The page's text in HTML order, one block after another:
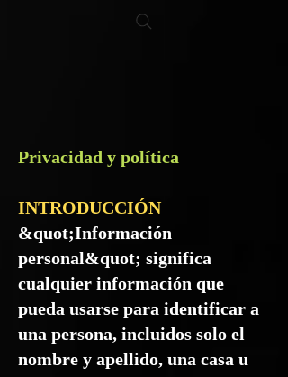
Privacidad y política
INTRODUCCIÓN
&quot;Información
personal&quot; significa
cualquier información que
pueda usarse para identificar a
una persona, incluidos solo el
nombre y apellido, una casa u